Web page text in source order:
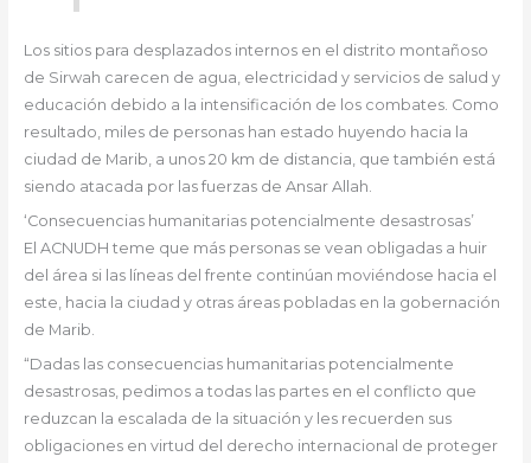
Los sitios para desplazados internos en el distrito montañoso
de Sirwah carecen de agua, electricidad y servicios de salud y
educación debido a la intensificación de los combates. Como
resultado, miles de personas han estado huyendo hacia la
ciudad de Marib, a unos 20 km de distancia, que también está
siendo atacada por las fuerzas de Ansar Allah.
‘Consecuencias humanitarias potencialmente desastrosas’
El ACNUDH teme que más personas se vean obligadas a huir
del área si las líneas del frente continúan moviéndose hacia el
este, hacia la ciudad y otras áreas pobladas en la gobernación
de Marib.
“Dadas las consecuencias humanitarias potencialmente
desastrosas, pedimos a todas las partes en el conflicto que
reduzcan la escalada de la situación y les recuerden sus
obligaciones en virtud del derecho internacional de proteger